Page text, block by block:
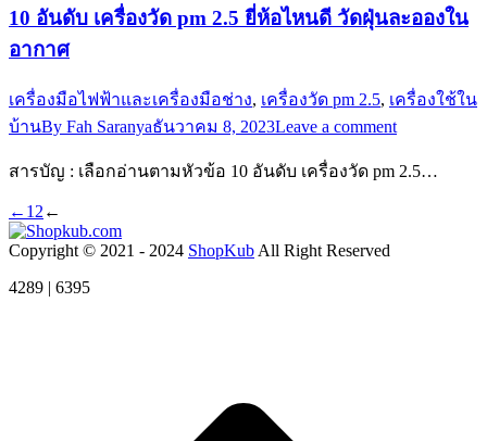
10 อันดับ เครื่องวัด pm 2.5 ยี่ห้อไหนดี วัดฝุ่นละอองใน
อากาศ
เครื่องมือไฟฟ้าและเครื่องมือช่าง, เครื่องวัด pm 2.5, เครื่องใช้ใน
บ้านBy Fah Saranyaธันวาคม 8, 2023Leave a comment
สารบัญ : เลือกอ่านตามหัวข้อ 10 อันดับ เครื่องวัด pm 2.5…
← 1 2 ←
Copyright © 2021 - 2024 ShopKub All Right Reserved
4289 | 6395